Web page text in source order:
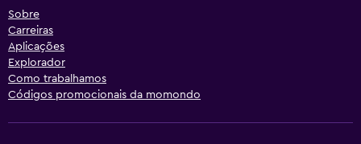
Sobre
Carreiras
Aplicações
Explorador
Como trabalhamos
Códigos promocionais da momondo